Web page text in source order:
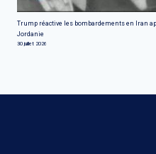
Trump réactive les bombardements en Iran
Jordanie
30 juillet 2026